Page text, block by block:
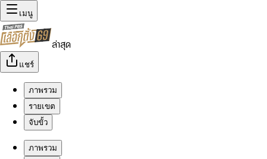
เมนู
ล่าสุด
แชร์
ภาพรวม
รายเขต
จับขั้ว
ภาพรวม